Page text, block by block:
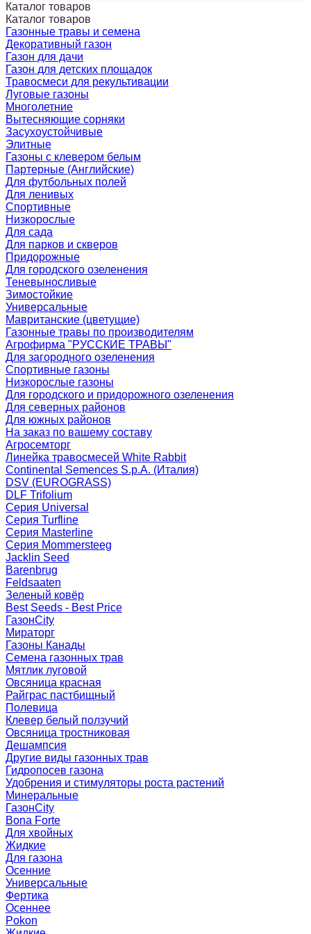
Каталог товаров
Каталог товаров
Газонные травы и семена
Декоративный газон
Газон для дачи
Газон для детских площадок
Травосмеси для рекультивации
Луговые газоны
Многолетние
Вытесняющие сорняки
Засухоустойчивые
Элитные
Газоны с клевером белым
Партерные (Английские)
Для футбольных полей
Для ленивых
Спортивные
Низкорослые
Для сада
Для парков и скверов
Придорожные
Для городского озеленения
Теневыносливые
Зимостойкие
Универсальные
Мавританские (цветущие)
Газонные травы по производителям
Агрофирма "РУССКИЕ ТРАВЫ"
Для загородного озеленения
Спортивные газоны
Низкорослые газоны
Для городского и придорожного озеленения
Для северных районов
Для южных районов
На заказ по вашему составу
Агросемторг
Линейка травосмесей White Rabbit
Continental Semences S.p.A. (Италия)
DSV (EUROGRASS)
DLF Trifolium
Серия Universal
Серия Turfline
Серия Masterline
Серия Mommersteeg
Jacklin Seed
Barenbrug
Feldsaaten
Зеленый ковёр
Best Seeds - Best Price
ГазонCity
Мираторг
Газоны Канады
Семена газонных трав
Мятлик луговой
Овсяница красная
Райграс пастбищный
Полевица
Клевер белый ползучий
Овсяница тростниковая
Дешампсия
Другие виды газонных трав
Гидропосев газона
Удобрения и стимуляторы роста растений
Минеральные
ГазонCity
Bona Forte
Для хвойных
Жидкие
Для газона
Осенние
Универсальные
Фертика
Осеннее
Pokon